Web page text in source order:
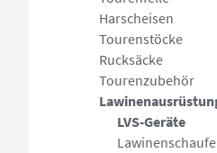
Harscheisen
Tourenstöcke
Rucksäcke
Tourenzubehör
LVS-Geräte